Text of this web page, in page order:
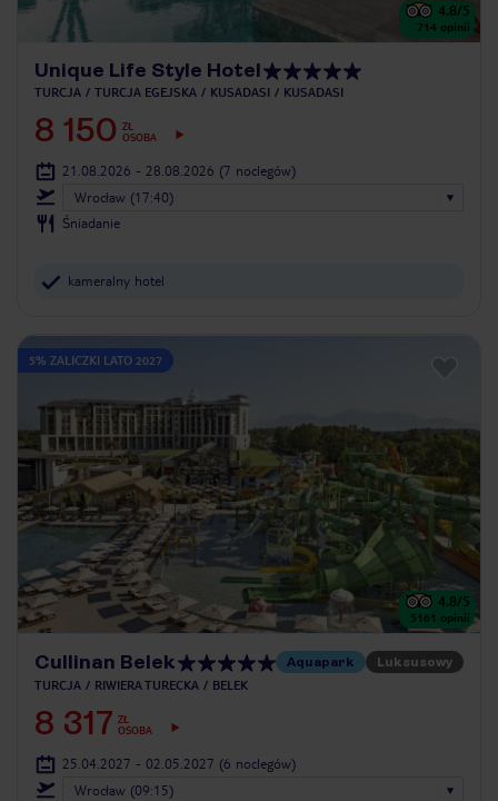
4.8/5
714 opinii
Unique Life Style Hotel
TURCJA TURCJA EGEJSKA KUSADASI KUSADASI
8 150 ZŁ
OSOBA
21.08.2026 - 28.08.2026 (7 noclegów)
Wrocław (17:40)
Śniadanie
kameralny hotel
5% ZALICZKI LATO 2027
4.8/5
5161 opinii
Cullinan Belek Aquapark Luksusowy
TURCJA RIWIERA TURECKA BELEK
8 317 ZŁ
OSOBA
25.04.2027 - 02.05.2027 (6 noclegów)
Wrocław (09:15)